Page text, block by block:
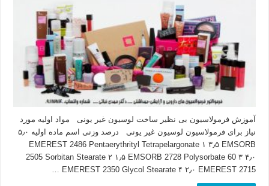
آموزش فرمولاسیون بی نظیر ساخت لوسیون غیر یونی مواد اولیه مورد
نیاز برای فرمولاسیون لوسیون غیر یونی درصد وزنی اسم ماده اولیه ۵٫۰
EMEREST 2486 Pentaerythrityl Tetrapelargonate ۱ ۳٫۵ EMSORB
2505 Sorbitan Stearate ۲ ۱٫۵ EMSORB 2728 Polysorbate 60 ۳ ۴٫۰
EMEREST 2350 Glycol Stearate ۴ ۲٫۰ EMEREST 2715 …